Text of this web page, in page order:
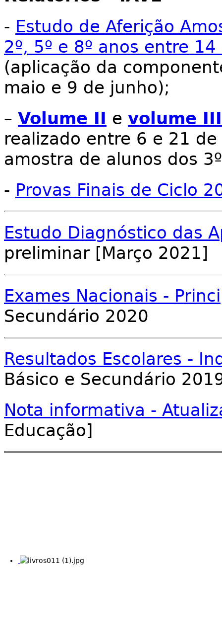
- Estudo de Aferição
2º, 5º e 8º anos entre
(aplicação da
maio e 9 de junho);
– Volume II e volume
realizado entre 6 e 21
amostra de alunos dos
- Provas Finais de Ciclo
Estudo Diagnóstico das
preliminar [Março 2021]
Exames Nacionais -
Secundário 2020
Resultados Escolares -
Básico e Secundário
Nota informativa -
Educação]